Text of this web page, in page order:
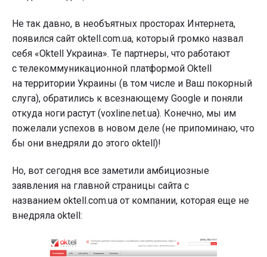
Не так давно, в необъятных просторах Интернета,
появился сайт oktell.com.ua, который громко назвал
себя «Oktell Украина». Те партнеры, что работают
с телекоммуникационной платформой Oktell
на территории Украины (в том числе и Ваш покорный
слуга), обратились к всезнающему Google и поняли
откуда ноги растут (voxline.net.ua). Конечно, мы им
пожелали успехов в новом деле (не припоминаю, что
бы они внедряли до этого oktell)!
Но, вот сегодня все заметили амбициозные
заявления на главной страницы сайта с
названием oktell.com.ua от компании, которая еще не
внедряла oktell: